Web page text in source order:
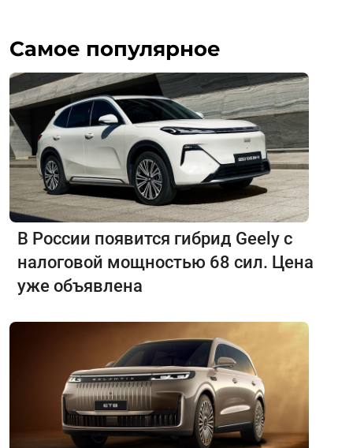
Самое популярное
В России появится гибрид Geely с
налоговой мощностью 68 сил. Цена
уже объявлена